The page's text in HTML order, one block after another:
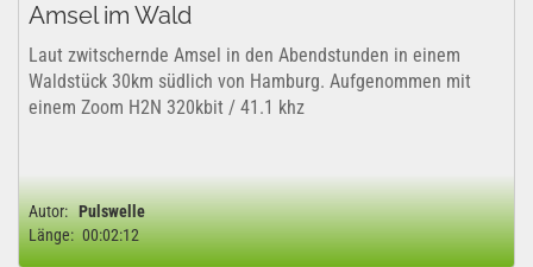
Amsel im Wald
Laut zwitschernde Amsel in den Abendstunden in einem
Waldstück 30km südlich von Hamburg. Aufgenommen mit
einem Zoom H2N 320kbit / 41.1 khz
Autor: Pulswelle
Länge: 00:02:12